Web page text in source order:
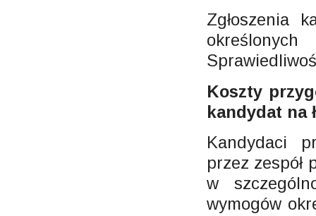
Zgłoszenia
Koszty
kandydat na
Kandydaci
przez zespół
w
wymogów